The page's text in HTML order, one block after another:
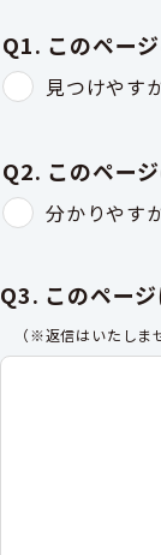
Q1. このペー
見つけやす
Q2. このペー
分かりやす
Q3. このペー
（※返信はいたしま